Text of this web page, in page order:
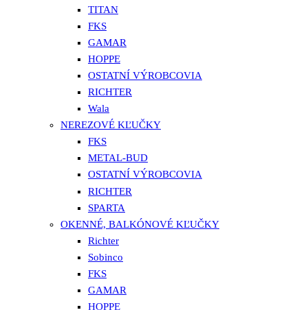
TITAN
FKS
GAMAR
HOPPE
OSTATNÍ VÝROBCOVIA
RICHTER
Wala
NEREZOVÉ KĽUČKY
FKS
METAL-BUD
OSTATNÍ VÝROBCOVIA
RICHTER
SPARTA
OKENNÉ, BALKÓNOVÉ KĽUČKY
Richter
Sobinco
FKS
GAMAR
HOPPE